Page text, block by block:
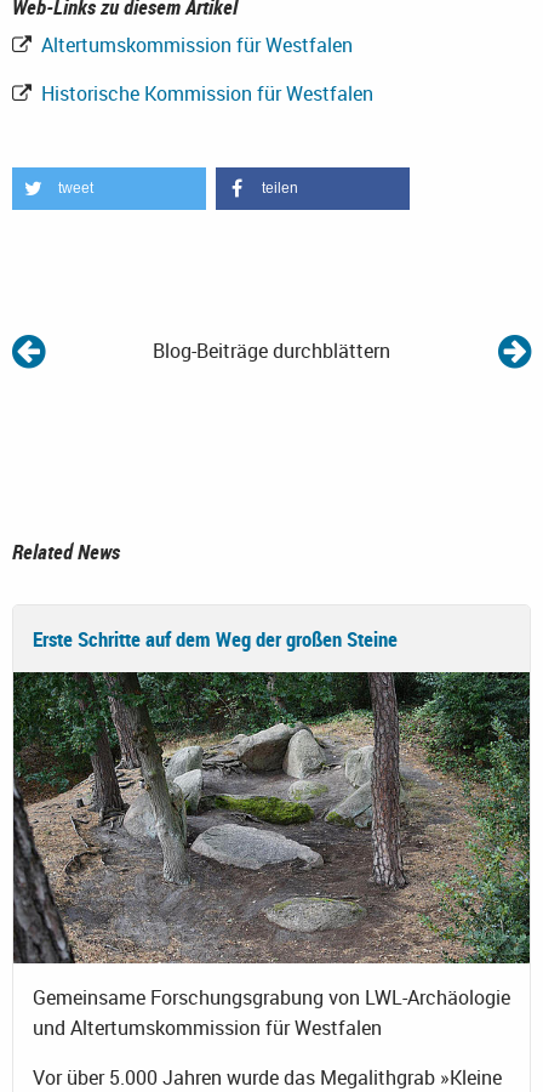
Web-Links zu diesem Artikel
Altertumskommission für Westfalen
Historische Kommission für Westfalen
tweet teilen
Blog-Beiträge durchblättern
Related News
Erste Schritte auf dem Weg der großen Steine
Gemeinsame Forschungsgrabung von LWL-Archäologie
und Altertumskommission für Westfalen
Vor über 5.000 Jahren wurde das Megalithgrab »Kleine